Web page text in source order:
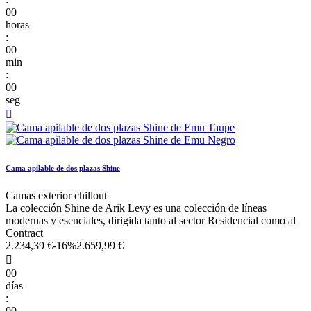
00
horas
:
00
min
:
00
seg

Cama apilable de dos plazas Shine
Camas exterior chillout
La colección Shine de Arik Levy es una colección de líneas
modernas y esenciales, dirigida tanto al sector Residencial como al
Contract
2.234,39 €-16%2.659,99 €

00
días
: